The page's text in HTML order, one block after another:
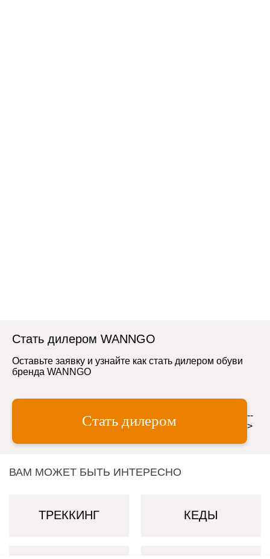
Стать дилером WANNGO
Оставьте заявку и узнайте как стать дилером обуви
бренда WANNGO
Стать дилером
--
>
ВАМ МОЖЕТ БЫТЬ ИНТЕРЕСНО
ТРЕККИНГ КЕДЫ